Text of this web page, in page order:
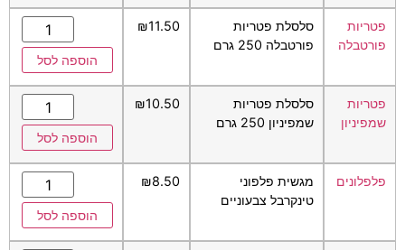
פטריות
פורטבלה
סלסלת פטריות
פורטבלה 250 גרם
₪11.50
הוספה לסל
פטריות
שמפיניון
סלסלת פטריות
שמפיניון 250 גרם
₪10.50
הוספה לסל
פלפלונים
מגשית פלפוני
טינקרבל צבעוניים
₪8.50
הוספה לסל